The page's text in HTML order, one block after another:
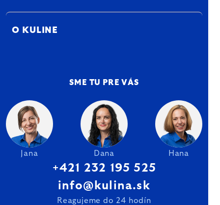
O KULINE
SME TU PRE VÁS
Jana Dana Hana
+421 232 195 525
info@kulina.sk
Reagujeme do 24 hodín